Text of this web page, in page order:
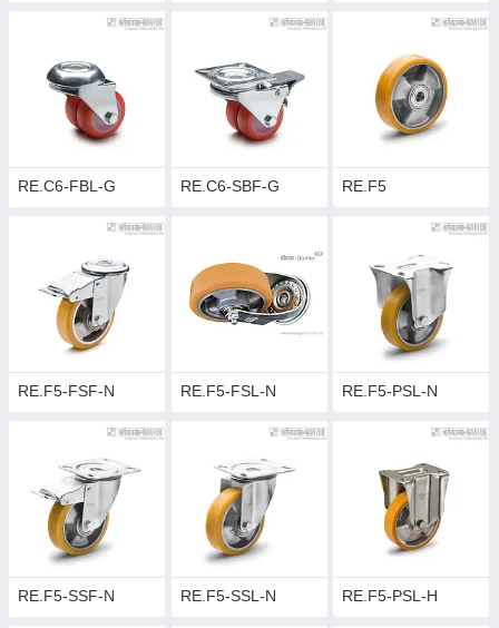
RE.C6-FBL-G RE.C6-SBF-G RE.F5
RE.F5-FSF-N RE.F5-FSL-N RE.F5-PSL-N
RE.F5-SSF-N RE.F5-SSL-N RE.F5-PSL-H